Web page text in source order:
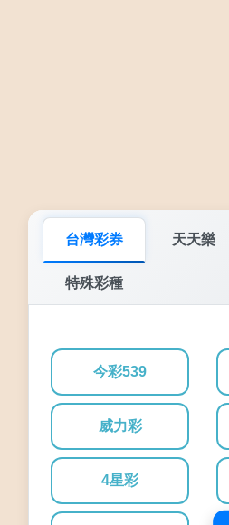
台灣彩券 天天樂
特殊彩種
今彩539
威力彩
4星彩